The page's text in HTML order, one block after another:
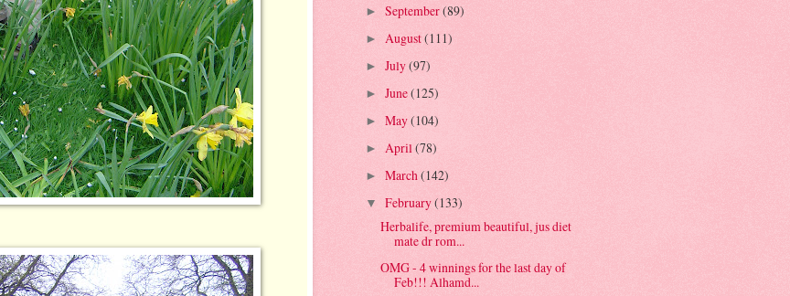
► September(89)
► August(111)
► July(97)
► June(125)
► May(104)
► April(78)
► March(142)
▼ February(133)
Herbalife, premium beautiful, jus diet
mate dr rom...
OMG - 4 winnings for the last day of
Feb!!! Alhamd...